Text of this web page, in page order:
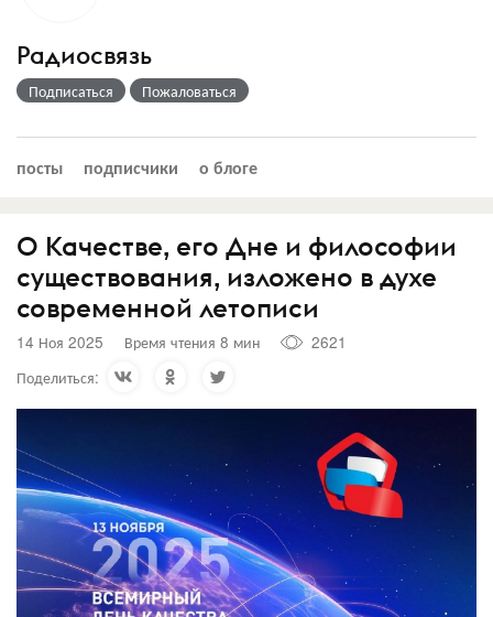
Радиосвязь
Подписаться Пожаловаться
посты подписчики о блоге
О Качестве, его Дне и философии
существования, изложено в духе
современной летописи
14 Ноя 2025 Время чтения 8 мин
2621
Поделиться: